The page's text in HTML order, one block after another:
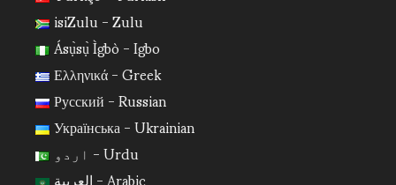
isiZulu - Zulu
Ásụ̀sụ̀ Ìgbò - Igbo
Ελληνικά - Greek
Русский - Russian
Українська - Ukrainian
اردو - Urdu